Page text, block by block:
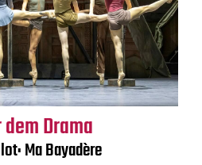
Drama
Ma Bayadère